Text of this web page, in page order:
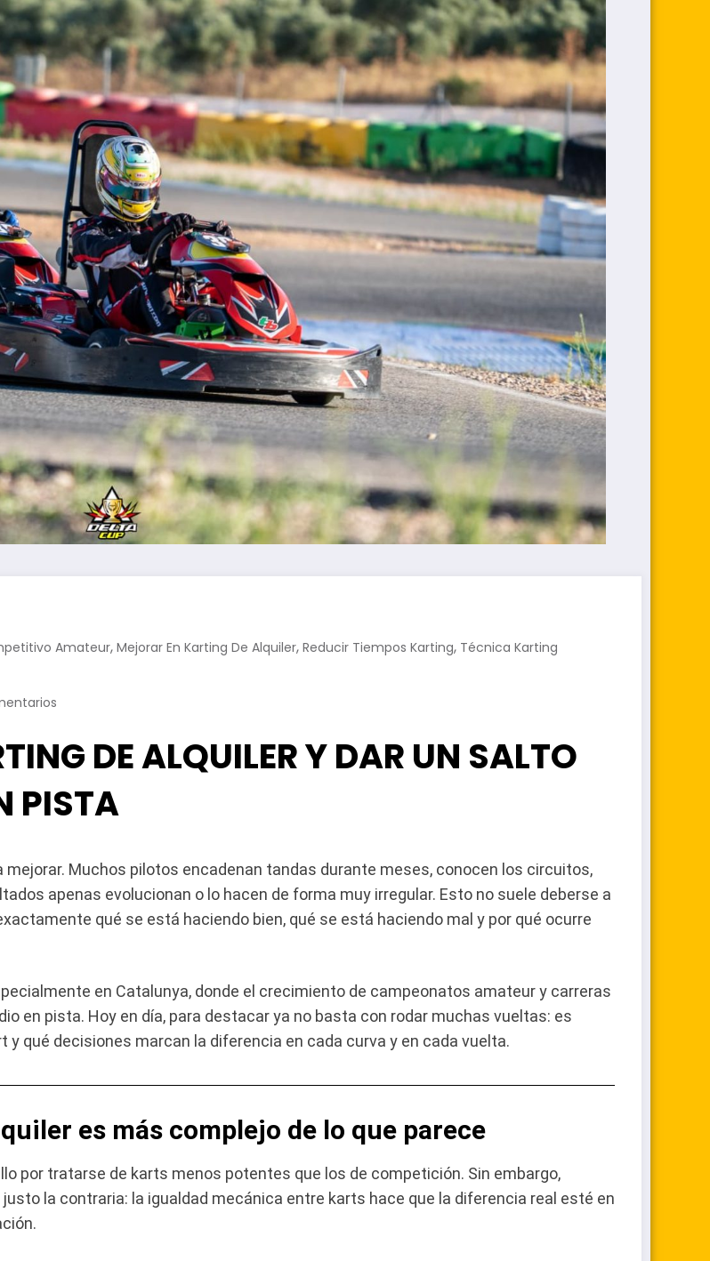
Amateur, Mejorar En Karting De Alquiler, Reducir Tiempos Karting, Técnica Karting
DE ALQUILER Y DAR UN SALTO
PISTA
Muchos pilotos encadenan tandas durante meses, conocen los circuitos,
apenas evolucionan o lo hacen de forma muy irregular. Esto no suele deberse a
qué se está haciendo bien, qué se está haciendo mal y por qué ocurre
en Catalunya, donde el crecimiento de campeonatos amateur y carreras
en pista. Hoy en día, para destacar ya no basta con rodar muchas vueltas: es
qué decisiones marcan la diferencia en cada curva y en cada vuelta.
es más complejo de lo que parece
por tratarse de karts menos potentes que los de competición. Sin embargo,
la contraria: la igualdad mecánica entre karts hace que la diferencia real esté en